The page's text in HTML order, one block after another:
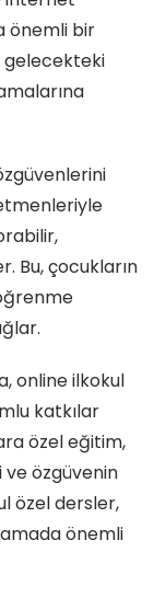
önemli bir
gelecekteki
Bu, çocukların
online ilkokul
katkılar
özel eğitim,
özgüvenin
özel dersler,
önemli